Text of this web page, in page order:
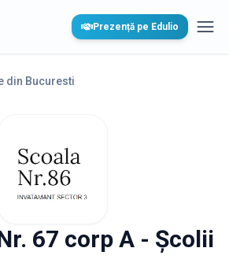
Prezență pe Edulio
din Bucuresti
67 corp A - Școlii